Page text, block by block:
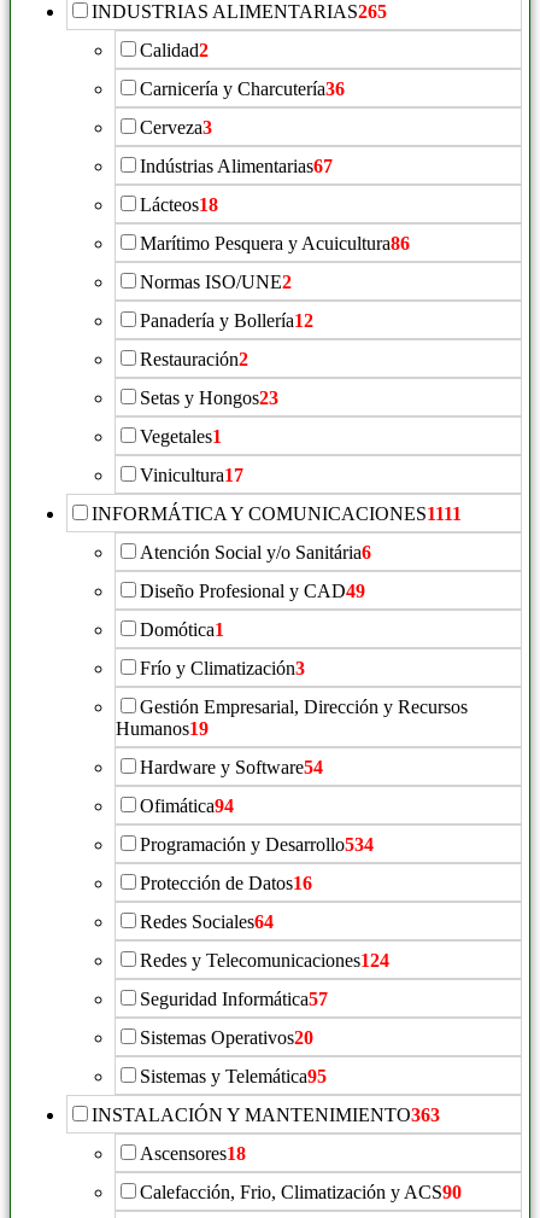
INDUSTRIAS ALIMENTARIAS265
Calidad2
Carnicería y Charcutería36
Cerveza3
Indústrias Alimentarias67
Lácteos18
Marítimo Pesquera y Acuicultura86
Normas ISO/UNE2
Panadería y Bollería12
Restauración2
Setas y Hongos23
Vegetales1
Vinicultura17
INFORMÁTICA Y COMUNICACIONES1111
Atención Social y/o Sanitária6
Diseño Profesional y CAD49
Domótica1
Frío y Climatización3
Gestión Empresarial, Dirección y Recursos
Humanos19
Hardware y Software54
Ofimática94
Programación y Desarrollo534
Protección de Datos16
Redes Sociales64
Redes y Telecomunicaciones124
Seguridad Informática57
Sistemas Operativos20
Sistemas y Telemática95
INSTALACIÓN Y MANTENIMIENTO363
Ascensores18
Calefacción, Frio, Climatización y ACS90